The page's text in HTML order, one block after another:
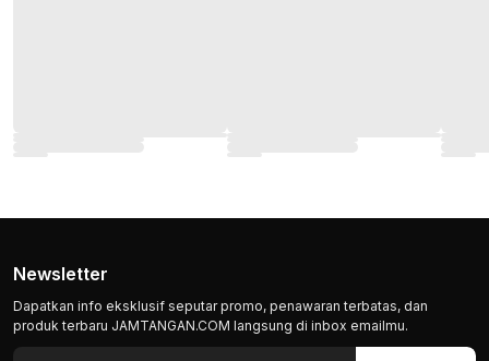
Newsletter
Dapatkan info eksklusif seputar promo, penawaran terbatas, dan
produk terbaru JAMTANGAN.COM langsung di inbox emailmu.